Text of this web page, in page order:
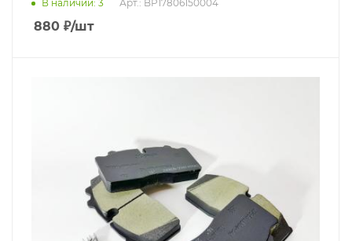
В наличии: 3 Арт.: BP17806150004
880 ₽/шт